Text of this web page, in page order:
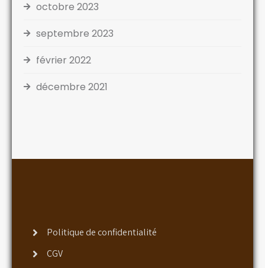
octobre 2023
septembre 2023
février 2022
décembre 2021
Politique de confidentialité
CGV